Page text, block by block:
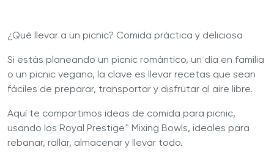
¿Qué llevar a un picnic? Comida práctica y deliciosa
Si estás planeando un picnic romántico, un día en familia
o un picnic vegano, la clave es llevar recetas que sean
fáciles de preparar, transportar y disfrutar al aire libre.
Aquí te compartimos ideas de comida para picnic,
usando los Royal Prestige® Mixing Bowls, ideales para
rebanar, rallar, almacenar y llevar todo.